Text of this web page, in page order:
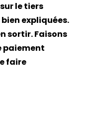
le tiers
expliquées.
sortir. Faisons
paiement
faire